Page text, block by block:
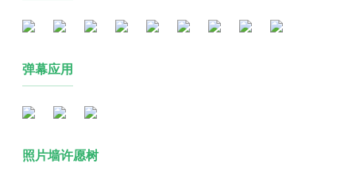
弹幕应用
照片墙许愿树